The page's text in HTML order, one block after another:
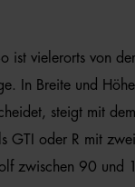
vielerorts von
In Breite und
steigt mit
oder R mit
zwischen 90 und